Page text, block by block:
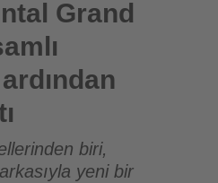
dönüşümün
Grand
biri,
yeni bir